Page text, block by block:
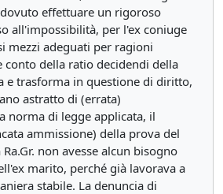
effettuare un rigoroso
all'impossibilità, per l'ex coniuge
mezzi adeguati per ragioni
conto della ratio decidendi della
e trasforma in questione di diritto,
astratto di (errata)
norma di legge applicata, il
ammissione) della prova del
non avesse alcun bisogno
marito, perché già lavorava a
stabile. La denuncia di